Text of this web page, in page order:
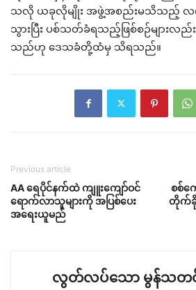
သလို ယခုလိုမျိုး အဖွဲ့အစည်းမသိသည့် လက်
သွားပြီး ပစ်သတ်ခံရသည့်ဖြစ်စဉ်များလည်
သည်ဟု ဒေသခံတို့ထံမှ သိရသည်။
Previous article
AA ‌ရေပိုင်နက်ထဲ ကျူးကျော်ဝင်
ရောက်လာသူများကို အပြစ်ပေး
အရေးယူမည်
စစ်က
တိုက်ခို
လွတ်လပ်သော မွန်သတင်